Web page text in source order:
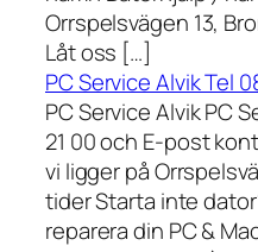
Orrspelsvägen 13,
Låt oss […]
PC Service Alvik Tel
PC Service Alvik PC
21 00 och E-post
vi ligger på
tider Starta inte
reparera din PC &